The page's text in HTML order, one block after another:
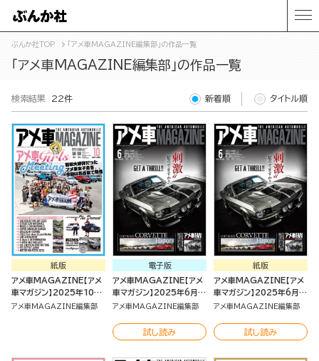
ぶんか社TOP 「アメ車MAGAZINE編集部」の作品一覧
「アメ車MAGAZINE編集部」の作品一覧
検索結果 22件 新着順 タイトル順
紙版
アメ車MAGAZINE【アメ
車マガジン】2025年10月
号 [雑誌]
アメ車MAGAZINE編集部
電子版
アメ車MAGAZINE【アメ
車マガジン】2025年6月号
[雑誌]
アメ車MAGAZINE編集部
試し読み
紙版
アメ車MAGAZINE【アメ
車マガジン】2025年6月号
[雑誌]
アメ車MAGAZINE編集部
試し読み